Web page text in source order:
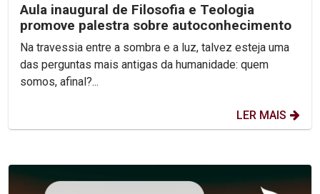
Aula inaugural de Filosofia e Teologia
promove palestra sobre autoconhecimento
Na travessia entre a sombra e a luz, talvez esteja uma
das perguntas mais antigas da humanidade: quem
somos, afinal?...
LER MAIS